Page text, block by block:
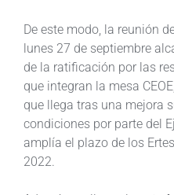
De este modo, la reunión
lunes 27 de septiembre
de la ratificación por las
que integran la mesa
que llega tras una mejora
condiciones por parte del
amplía el plazo de los
2022.